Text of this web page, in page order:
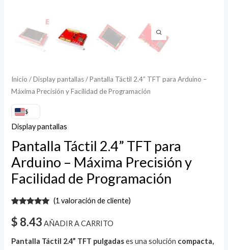
Inicio /Display pantallas/ Pantalla Táctil 2.4” TFT para Arduino –
Máxima Precisión y Facilidad de Programación
$
Display pantallas
Pantalla Táctil 2.4” TFT para
Arduino – Máxima Precisión y
Facilidad de Programación
con5.00de
5 en base
de un
(1valoración de cliente)
$ 8.43 AÑADIR A CARRITO
Pantalla Táctil 2.4” TFT pulgadases una solución compacta,
Programación
cantidad